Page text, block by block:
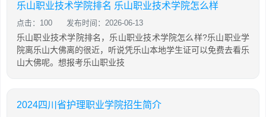
乐山职业技术学院排名 乐山职业技术学院怎么样
点击：100 发布时间：2026-06-13
乐山职业技术学院排名，乐山职业技术学院怎么样?乐山职业学
院离乐山大佛离的很近，听说凭乐山本地学生证可以免费去看乐
山大佛呢。想报考乐山职业技
2024四川省护理职业学院招生简介